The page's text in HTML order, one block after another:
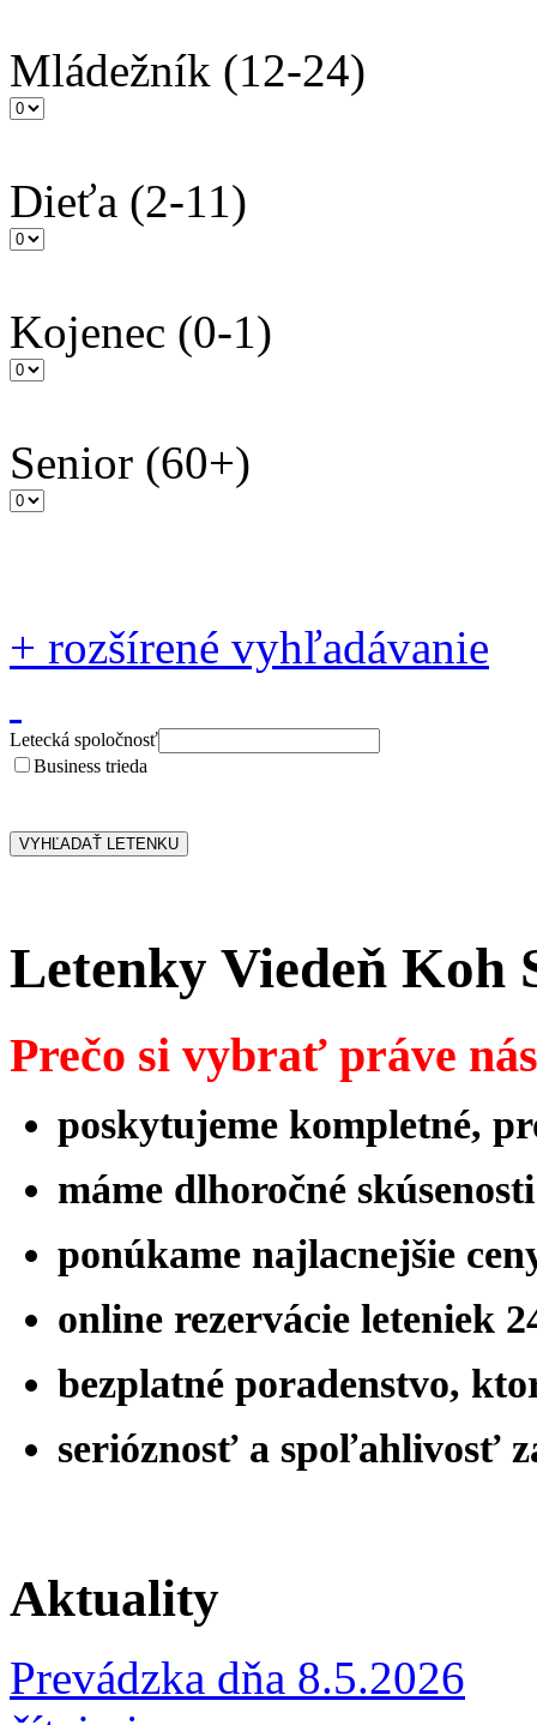
Mládežník (12-24)
Dieťa (2-11)
Kojenec (0-1)
Senior (60+)
+ rozšírené vyhľadávanie
Letecká spoločnosť
Business trieda
Letenky Viedeň Koh
Prečo si vybrať práve
poskytujeme kompletné,
máme dlhoročné
ponúkame najlacnejšie
online rezervácie leteniek
bezplatné poradenstvo,
serióznosť a spoľahlivosť
Aktuality
Prevádzka dňa 8.5.2026